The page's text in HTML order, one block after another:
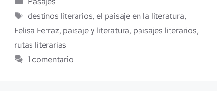
Etiquetas
destinos literarios, el paisaje en la literatura,
Felisa Ferraz, paisaje y literatura, paisajes literarios,
rutas literarias
1 comentario